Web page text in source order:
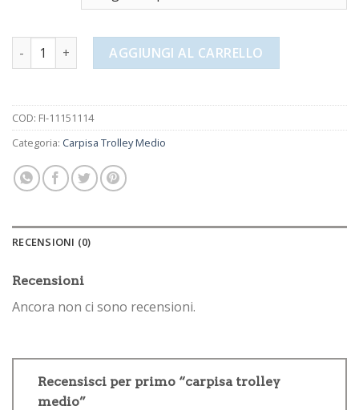
carpisa trolley medio quantitàAGGIUNGI AL CARRELLO
COD: FI-11151114
Categoria: Carpisa Trolley Medio
RECENSIONI (0)
Recensioni
Ancora non ci sono recensioni.
Recensisci per primo “carpisa trolley
medio”